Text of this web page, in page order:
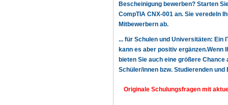
Bescheinigung bewerben? Starten
CompTIA CNX-001 an. Sie veredeln
Mitbewerbern ab.
... für Schulen und Universitäten: Ein
kann es aber positiv
bieten Sie auch eine größere
Schüler/innen bzw. Studierenden
Originale Schulungsfragen mit